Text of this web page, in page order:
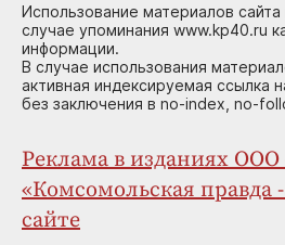
Использование материалов
случае упоминания www.kp40.ru
информации.
В случае использования
активная индексируемая ссылка
без заключения в no-index, no-
Реклама в изданиях ООО
«Комсомольская правда
сайте